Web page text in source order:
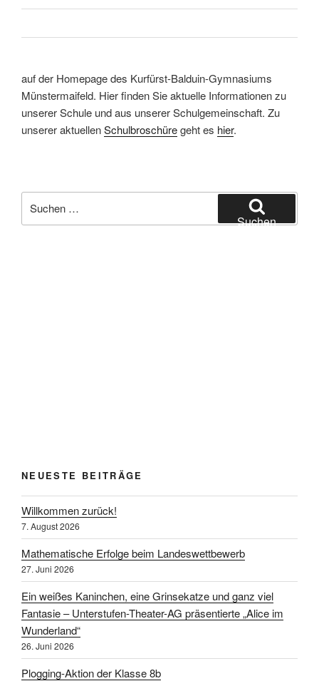
auf der Homepage des Kurfürst-Balduin-Gymnasiums
Münstermaifeld. Hier finden Sie aktuelle Informationen zu
unserer Schule und aus unserer Schulgemeinschaft. Zu
unserer aktuellenSchulbroschüregeht es hier.
nach:
Suchen
NEUESTE BEITRÄGE
Willkommen zurück!
7. August 2026
Mathematische Erfolge beim Landeswettbewerb
27. Juni 2026
Ein weißes Kaninchen, eine Grinsekatze und ganz viel
Fantasie – Unterstufen-Theater-AG präsentierte „Alice im
Wunderland“
26. Juni 2026
Plogging-Aktion der Klasse 8b